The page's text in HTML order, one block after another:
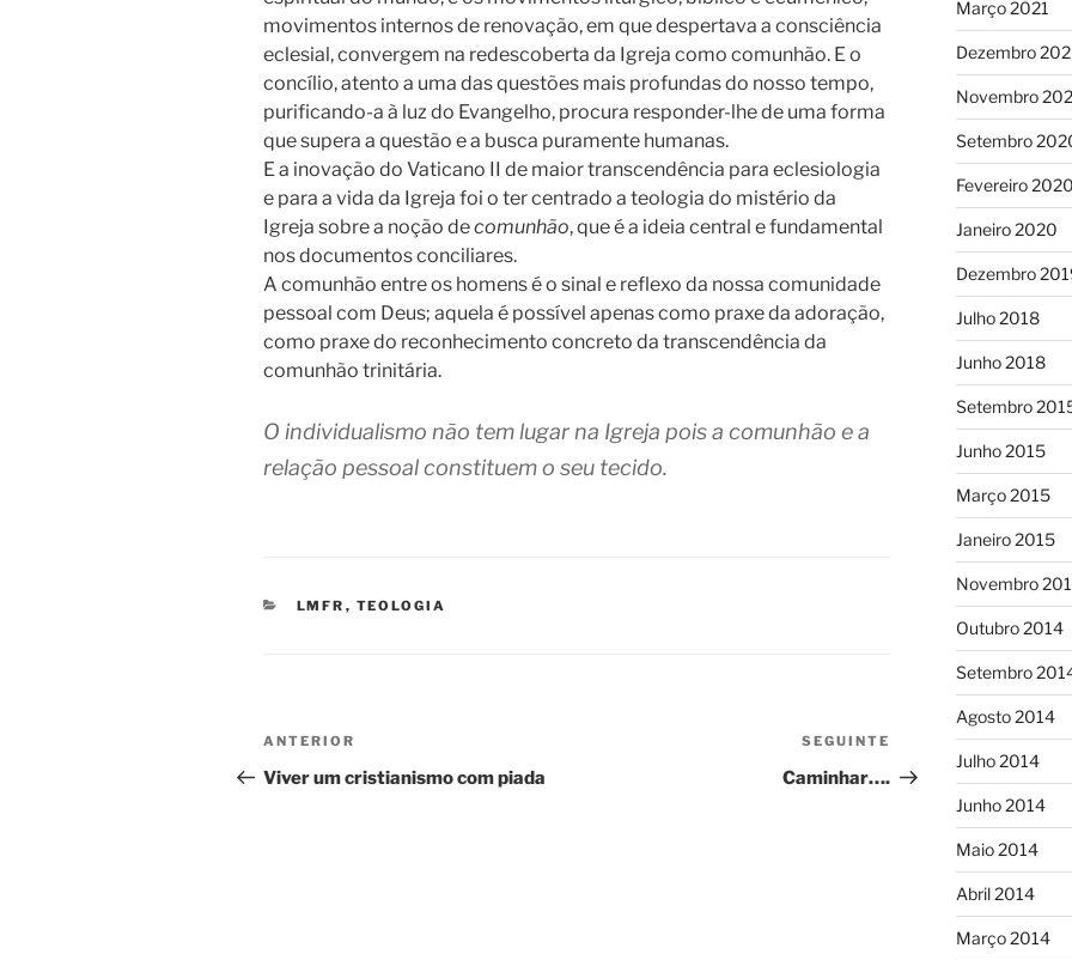
movimentos internos de renovação, em que despertava a consciência
eclesial, convergem na redescoberta da Igreja como comunhão. E o
concílio, atento a uma das questões mais profundas do nosso tempo,
purificando-a à luz do Evangelho, procura responder-lhe de uma forma
que supera a questão e a busca puramente humanas.
E a inovação do Vaticano II de maior transcendência para eclesiologia
e para a vida da Igreja foi o ter centrado a teologia do mistério da
Igreja sobre a noção decomunhão, que é a ideia central e fundamental
nos documentos conciliares.
A comunhão entre os homens é o sinal e reflexo da nossa comunidade
pessoal com Deus; aquela é possível apenas como praxe da adoração,
como praxe do reconhecimento concreto da transcendência da
comunhão trinitária.
O individualismo não tem lugar na Igreja pois a comunhão e a
relação pessoal constituem o seu tecido.
CATEGORIAS
LMFR , TEOLOGIA
Navegação
de
Conteúdo
anterior
ANTERIOR
Viver um cristianismo com piada
Conteúdo
seguinte
SEGUINTE
Caminhar….
Março 2021
Dezembro
Novembro
Setembro
Fevereiro 2020
Janeiro 2020
Dezembro
Julho 2018
Junho 2018
Setembro
Junho 2015
Março 2015
Janeiro 2015
Novembro
Outubro 2014
Setembro
Agosto 2014
Julho 2014
Junho 2014
Maio 2014
Abril 2014
Março 2014